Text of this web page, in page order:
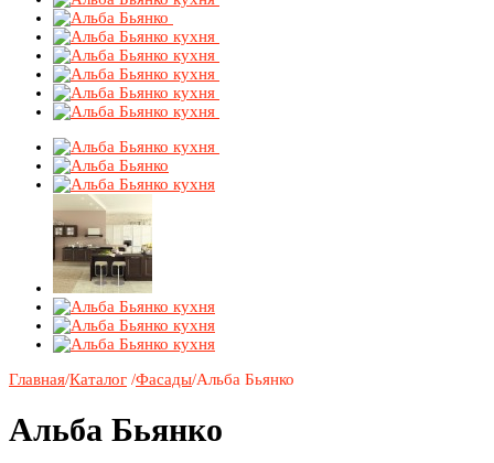
Главная/Каталог /Фасады/Альба Бьянко
Альба Бьянко